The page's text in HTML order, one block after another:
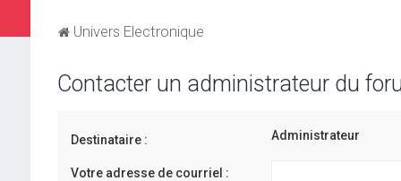
Univers Electronique
Contacter un administrateur du
Destinataire : Administrateur
Votre adresse de courriel :